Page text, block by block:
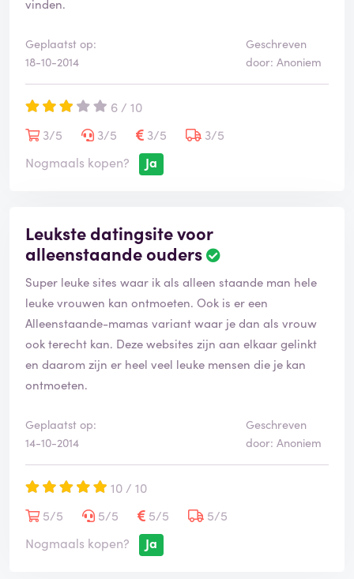
vinden.
Geplaatst op:
18-10-2014
Geschreven
door: Anoniem
6 / 10
3/5
3/5 3/5
3/5
Nogmaals kopen?
Ja
Leukste datingsite voor
alleenstaande ouders
Super leuke sites waar ik als alleen staande man hele
leuke vrouwen kan ontmoeten. Ook is er een
Alleenstaande-mamas variant waar je dan als vrouw
ook terecht kan. Deze websites zijn aan elkaar gelinkt
en daarom zijn er heel veel leuke mensen die je kan
ontmoeten.
Geplaatst op:
14-10-2014
Geschreven
door: Anoniem
10 / 10
5/5
5/5 5/5
5/5
Nogmaals kopen?
Ja